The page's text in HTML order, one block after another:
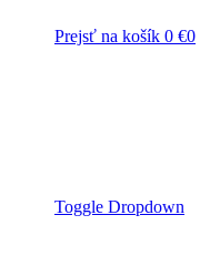
Prejsť na košík 0 €0
Toggle Dropdown